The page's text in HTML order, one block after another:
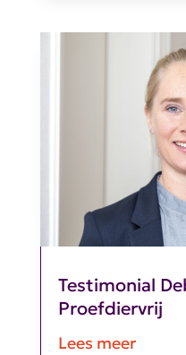
Testimonial
Proefdiervrij
Lees meer